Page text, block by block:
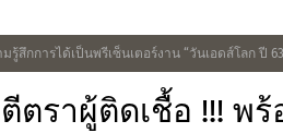
กการได้เป็นพรีเซ็นเตอร์งาน “วันเอดส์โลก ปี
ราผู้ติดเชื้อ !!! พร้